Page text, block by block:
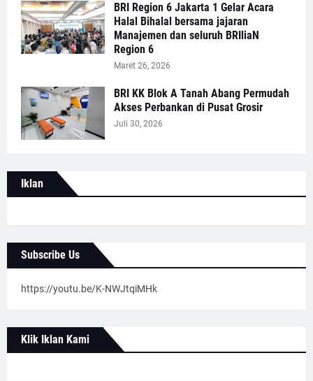
BRI Region 6 Jakarta 1 Gelar Acara
Halal Bihalal bersama jajaran
Manajemen dan seluruh BRIliaN
Region 6
Maret 26, 2026
BRI KK Blok A Tanah Abang Permudah
Akses Perbankan di Pusat Grosir
Juli 30, 2026
Iklan
Subscribe Us
https://youtu.be/K-NWJtqiMHk
Klik Iklan Kami